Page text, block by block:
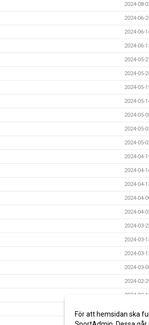
2024-08-
2024-06-
2024-06-
2024-06-
2024-05-
2024-05-
2024-05-
2024-05-
2024-05-
2024-05-
2024-05-
2024-04-
2024-04-
2024-04-
2024-04-
2024-04-
2024-03-
2024-03-
2024-03-
2024-03-
2024-02-
2024-02-
2024-02-
För att hemsidan ska